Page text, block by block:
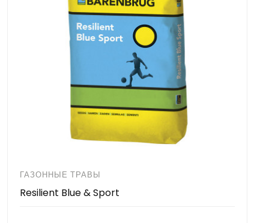
ГАЗОННЫЕ ТРАВЫ
Resilient Blue & Sport